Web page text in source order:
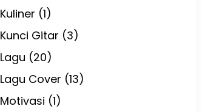
Kuliner (1)
Kunci Gitar (3)
Lagu (20)
Lagu Cover (13)
Motivasi (1)